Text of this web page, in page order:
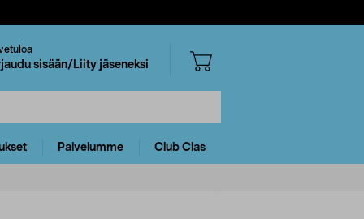
sisään/Liity jäseneksi
Palvelumme Club Clas